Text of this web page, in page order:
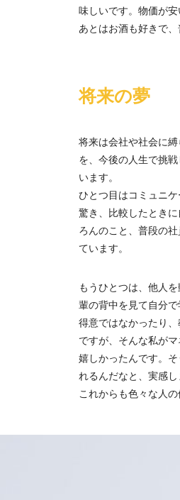
味しいです。物価が安
あとはお酒も好きで
将来の夢
将来は会社や社会に
を、今後の人生で挑
います。
ひとつ目はコミュニ
驚き、比較したとき
ろんのこと、普段の
ています。
もうひとつは、他人
輩の背中を見て自分
得意ではなかったり
ですが、そんな私が
嬉しかったんです。
れるんだなと、実感し
これからも色々な人